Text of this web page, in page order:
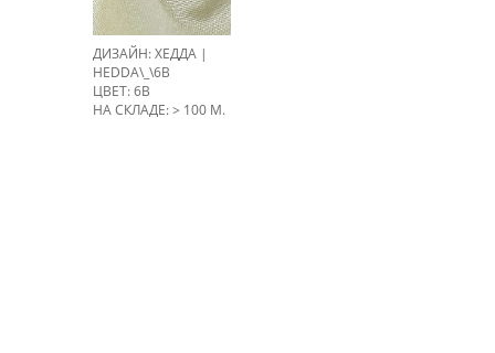
ДИЗАЙН: ХЕДДА |
HEDDA\_\6B
ЦВЕТ: 6B
НА СКЛАДЕ: > 100 М.